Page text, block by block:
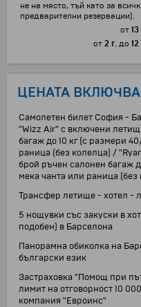
не на място, тъй като за
предварителни резервации).
от 13
от 2 г.до 12
ЦЕНАТА
Самолетен билет София -
"Wizz Air" с включени
багаж до 10 кг (с размери
раница (без колелца) /
брой ръчен салонен багаж
мека чанта или раница (без
Трансфер летище - хотел -
5 нощувки със закуски в
подобен) в Барселона
Панорамна обиколка на
български език
Застраховка "Помощ при
лимит на отговорност 10
компания "Евроинс"